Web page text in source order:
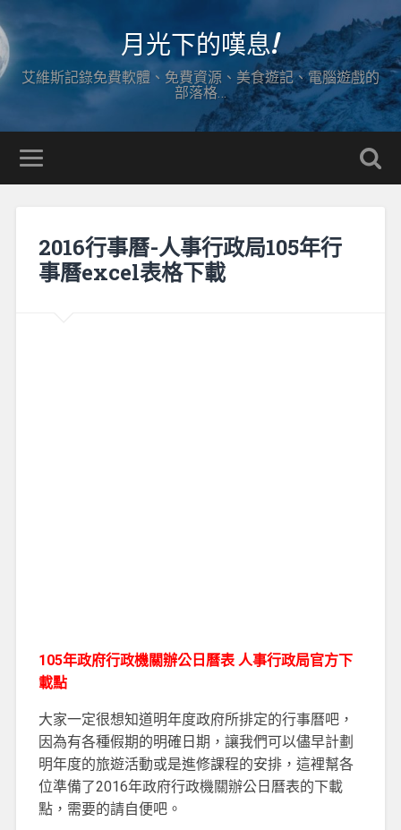
月光下的嘆息!
艾維斯記錄免費軟體、免費資源、美食遊記、電腦遊戲的
部落格…
2016行事曆-人事行政局105年行
事曆excel表格下載
105年政府行政機關辦公日曆表 人事行政局官方下
載點
大家一定很想知道明年度政府所排定的行事曆吧，
因為有各種假期的明確日期，讓我們可以儘早計劃
明年度的旅遊活動或是進修課程的安排，這裡幫各
位準備了2016年政府行政機關辦公日曆表的下載
點，需要的請自便吧。